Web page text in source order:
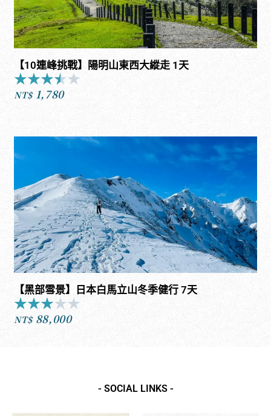
【10連峰挑戰】陽明山東西大縱走 1天
★★★★★
5
NT$ 1,780
【黑部雪景】日本白馬立山冬季健行 7天
★★★★★
NT$ 88,000
- SOCIAL LINKS -